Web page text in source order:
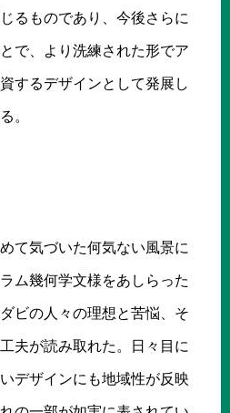
るものであり、今後さらに
で、より洗練された形でア
するデザインとして発展し
。
て気づいた何気ない風景に
ム幾何学文様をあしらった
ビの人々の理想と苦悩、そ
夫が読み取れた。日々目に
デザインにも地域性が反映